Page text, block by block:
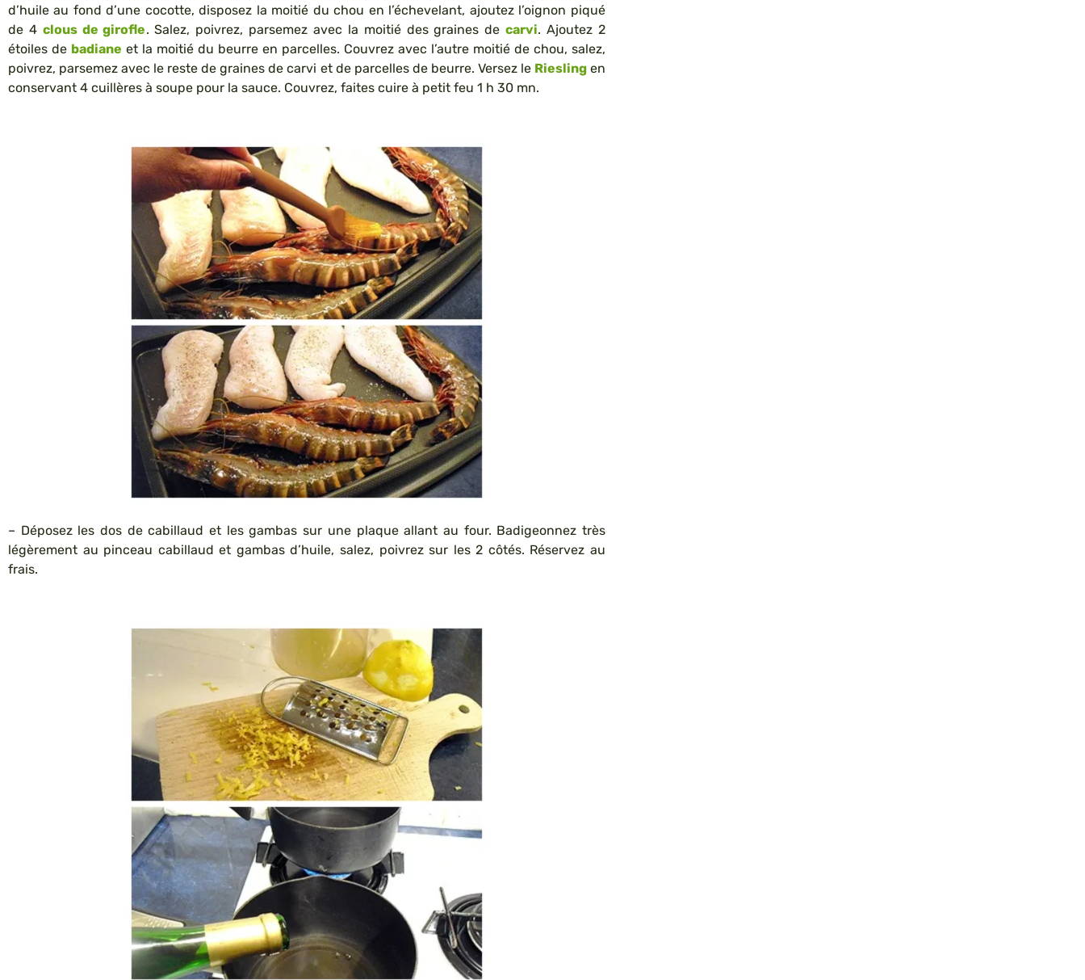
d’huile au fond d’une cocotte, disposez la moitié du chou en l’échevelant, ajoutez l’oignon piqué
de 4 clous de girofle. Salez, poivrez, parsemez avec la moitié des graines decarvi. Ajoutez 2
étoiles de badiane et la moitié du beurre en parcelles. Couvrez avec l’autre moitié de chou, salez,
poivrez, parsemez avec le reste de graines de carvi et de parcelles de beurre. Versez le Rieslingen
conservant 4 cuillères à soupe pour la sauce. Couvrez, faites cuire à petit feu 1 h 30 mn.
– Déposez les dos de cabillaud et les gambas sur une plaque allant au four. Badigeonnez très
légèrement au pinceau cabillaud et gambas d’huile, salez, poivrez sur les 2 côtés. Réservez au
frais.